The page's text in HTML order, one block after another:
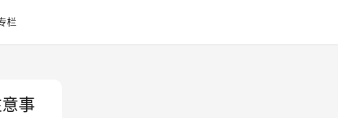
栏
事